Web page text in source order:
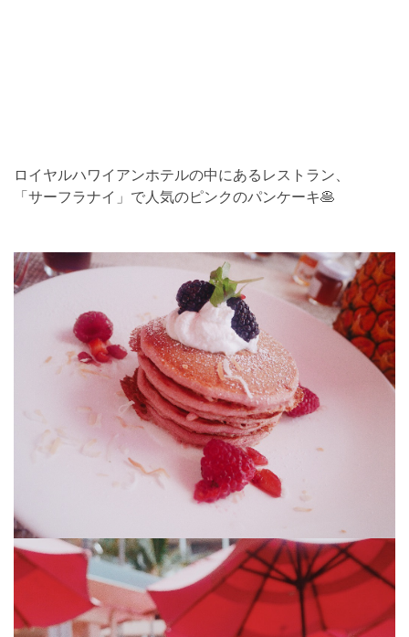
ロイヤルハワイアンホテルの中にあるレストラン、
「サーフラナイ」で人気のピンクのパンケーキ🥞